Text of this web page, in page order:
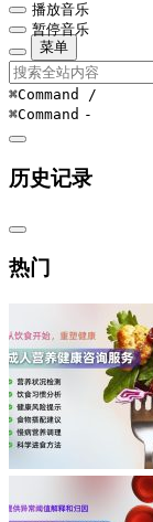
播放音乐
暂停音乐
菜单
⌘Command /
⌘Command -
历史记录
热门